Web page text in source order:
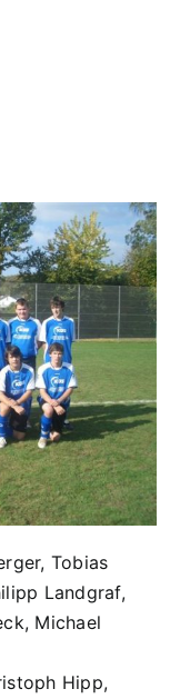
Tobias
Landgraf,
Michael
Hipp,